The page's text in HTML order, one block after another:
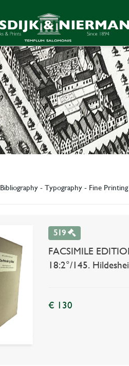
Bibliography - Typography - Fine
519
FACSIMILE
18:2°/145.
€ 130